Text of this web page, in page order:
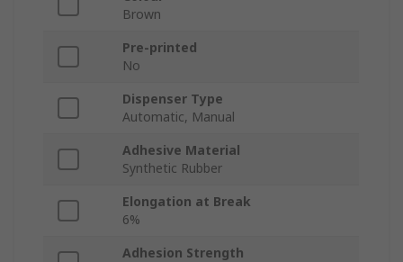
Brown
Pre-printed
No
Dispenser Type
Automatic, Manual
Adhesive Material
Synthetic Rubber
Elongation at Break
6%
Adhesion Strength